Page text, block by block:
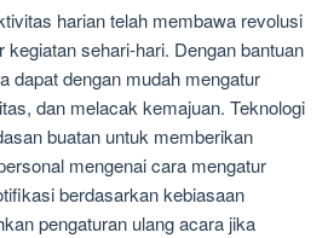
harian telah membawa revolusi
sehari-hari. Dengan bantuan
dapat dengan mudah mengatur
dan melacak kemajuan. Teknologi
buatan untuk memberikan
mengenai cara mengatur
berdasarkan kebiasaan
pengaturan ulang acara jika